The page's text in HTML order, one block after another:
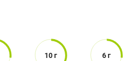
10 г 6 г